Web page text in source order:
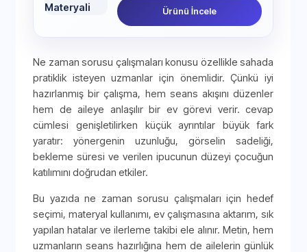
Ürünü İncele
Ne zaman sorusu çalışmaları konusu özellikle sahada
pratiklik isteyen uzmanlar için önemlidir. Çünkü iyi
hazırlanmış bir çalışma, hem seans akışını düzenler
hem de aileye anlaşılır bir ev görevi verir. cevap
cümlesi genişletilirken küçük ayrıntılar büyük fark
yaratır: yönergenin uzunluğu, görselin sadeliği,
bekleme süresi ve verilen ipucunun düzeyi çocuğun
katılımını doğrudan etkiler.
Bu yazıda ne zaman sorusu çalışmaları için hedef
seçimi, materyal kullanımı, ev çalışmasına aktarım, sık
yapılan hatalar ve ilerleme takibi ele alınır. Metin, hem
uzmanların seans hazırlığına hem de ailelerin günlük